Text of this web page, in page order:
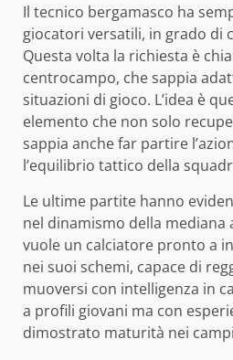
Il tecnico bergamasco ha
giocatori versatili, in grado di
Questa volta la richiesta è
centrocampo, che sappia
situazioni di gioco. L’idea è
elemento che non solo
sappia anche far partire
l’equilibrio tattico della
Le ultime partite hanno
nel dinamismo della mediana
vuole un calciatore pronto a
nei suoi schemi, capace di
muoversi con intelligenza in
a profili giovani ma con
dimostrato maturità nei